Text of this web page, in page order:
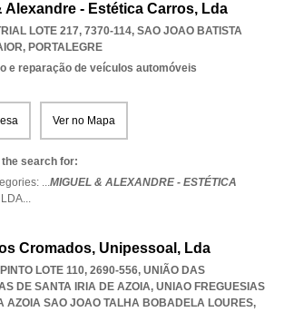
Alexandre - Estética Carros, Lda
LOTE 217, 7370-114, SAO JOAO BATISTA
, PORTALEGRE
e reparação de veículos automóveis
Ver no Mapa
the search for:
...MIGUEL & ALEXANDRE - ESTÉTICA
LDA...
Cromados, Unipessoal, Lda
LOTE 110, 2690-556, UNIÃO DAS
DE SANTA IRIA DE AZOIA, UNIAO FREGUESIAS
AZOIA SAO JOAO TALHA BOBADELA LOURES,